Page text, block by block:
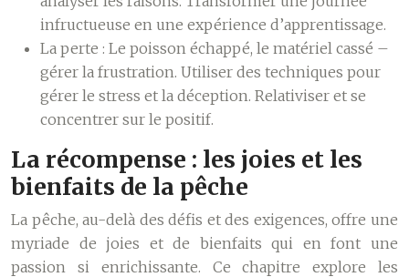
infructueuse en une expérience d’apprentissage.
La perte : Le poisson échappé, le matériel cassé –
gérer la frustration. Utiliser des techniques pour
gérer le stress et la déception. Relativiser et se
concentrer sur le positif.
La récompense : les joies et les
bienfaits de la pêche
La pêche, au-delà des défis et des exigences, offre une
myriade de joies et de bienfaits qui en font une
passion si enrichissante. Ce chapitre explore les